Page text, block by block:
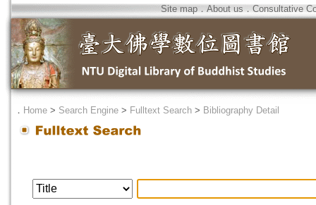
Site map．About us ． Consultative
． Home > Search Engine > Fulltext Search > Bibliography Detail